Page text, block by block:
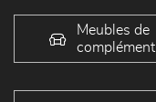
Meubles de
complément